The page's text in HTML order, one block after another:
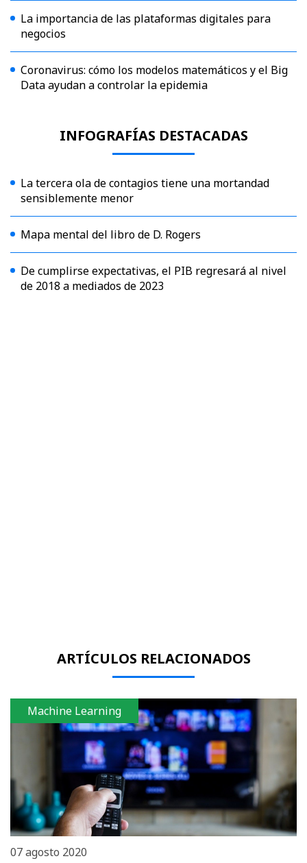
La importancia de las plataformas digitales para
negocios
Coronavirus: cómo los modelos matemáticos y el Big
Data ayudan a controlar la epidemia
INFOGRAFÍAS DESTACADAS
La tercera ola de contagios tiene una mortandad
sensiblemente menor
Mapa mental del libro de D. Rogers
De cumplirse expectativas, el PIB regresará al nivel
de 2018 a mediados de 2023
ARTÍCULOS RELACIONADOS
Machine Learning
07 agosto 2020